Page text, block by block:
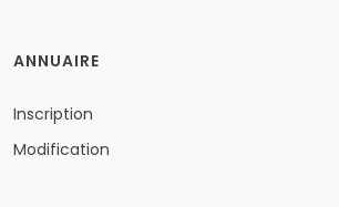
ANNUAIRE
Inscription
Modification